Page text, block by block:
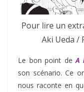
Pour lire un
Aki Ueda /
Le bon point deA
son scénario. Ce
nous raconte en